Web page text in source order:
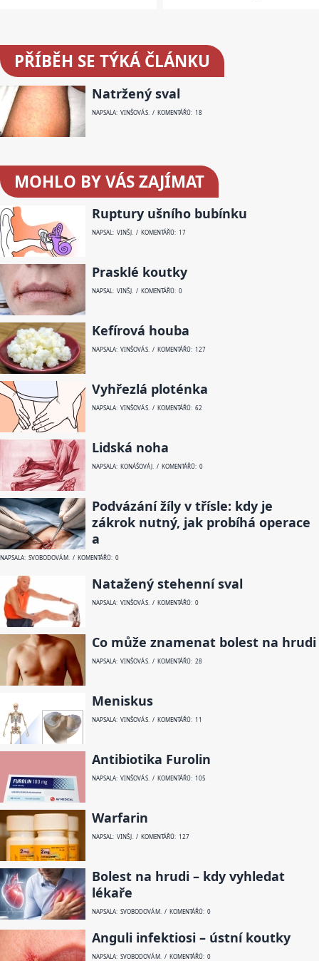
PŘÍBĚH SE TÝKÁ ČLÁNKU
Natržený sval
NAPSALA: VINŠOVÁ S. / KOMENTÁŘŮ: 18
MOHLO BY VÁS ZAJÍMAT
Ruptury ušního bubínku
NAPSAL: VINŠ J. / KOMENTÁŘŮ: 17
Prasklé koutky
NAPSAL: VINŠ J. / KOMENTÁŘŮ: 0
Kefírová houba
NAPSALA: VINŠOVÁ S. / KOMENTÁŘŮ: 127
Vyhřezlá ploténka
NAPSALA: VINŠOVÁ S. / KOMENTÁŘŮ: 62
Lidská noha
NAPSALA: KONÁŠOVÁ J. / KOMENTÁŘŮ: 0
Podvázání žíly v třísle: kdy je
zákrok nutný, jak probíhá operace
a
NAPSALA: SVOBODOVÁ M. / KOMENTÁŘŮ: 0
Natažený stehenní sval
NAPSALA: VINŠOVÁ S. / KOMENTÁŘŮ: 0
Co může znamenat bolest na hrudi
NAPSALA: VINŠOVÁ S. / KOMENTÁŘŮ: 28
Meniskus
NAPSALA: VINŠOVÁ S. / KOMENTÁŘŮ: 11
Antibiotika Furolin
NAPSALA: VINŠOVÁ S. / KOMENTÁŘŮ: 105
Warfarin
NAPSAL: VINŠ J. / KOMENTÁŘŮ: 127
Bolest na hrudi – kdy vyhledat
lékaře
NAPSALA: SVOBODOVÁ M. / KOMENTÁŘŮ: 0
Anguli infektiosi – ústní koutky
NAPSALA: SVOBODOVÁ M. / KOMENTÁŘŮ: 0